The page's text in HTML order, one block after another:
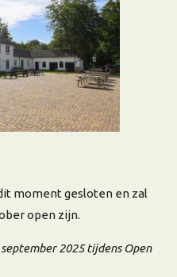
moment gesloten en zal
open zijn.
2025 tijdens Open